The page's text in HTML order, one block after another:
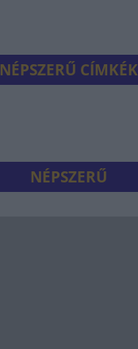
NÉPSZERŰ CÍMKÉK
NÉPSZERŰ